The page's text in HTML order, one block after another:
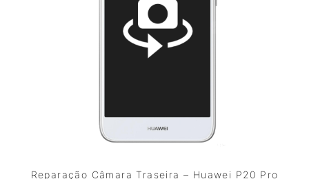
Reparação Câmara Traseira – Huawei P20 Pro